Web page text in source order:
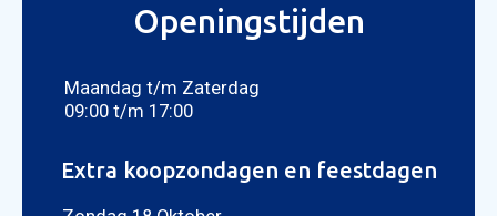
Openingstijden
Maandag t/m Zaterdag
09:00 t/m 17:00
Extra koopzondagen en feestdagen